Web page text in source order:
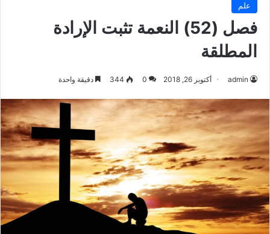
علم
فصل (52) النعمة تثبت الإرادة
المطلقة
admin أكتوبر 26, 2018 0
344 دقيقة واحدة